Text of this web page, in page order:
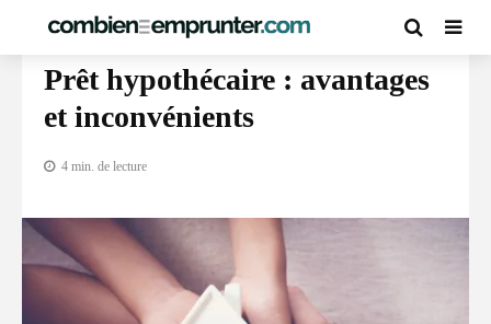
CRÉDIT IMMOBILIER
Prêt hypothécaire : avantages
et inconvénients
4 min. de lecture